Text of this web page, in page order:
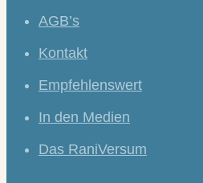
AGB’s
Kontakt
Empfehlenswert
In den Medien
Das RaniVersum